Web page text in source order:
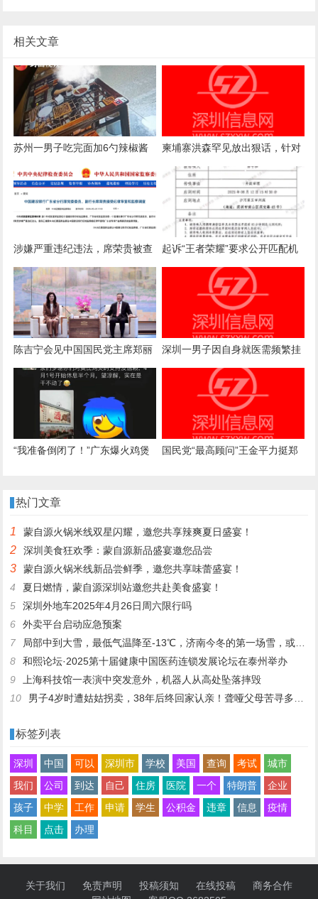
相关文章
苏州一男子吃完面加6勺辣椒酱
被店主曝光，店主回应：气愤，
曝光的本意是希望不要浪费
柬埔寨洪森罕见放出狠话，针对
国内电诈产业下达终极清剿指
令，要求彻查涉案官员
涉嫌严重违纪违法，席荣贵被查
起诉“王者荣耀”要求公开匹配机
制案一审诉求被驳回，法院：属
商业秘密，公开或导致被滥用
陈吉宁会见中国国民党主席郑丽
文
深圳一男子因自身就医需频繁挂
号，自学编写抢号脚本，发
现“商机”后与妻子分工合作，代
抢各大医院号源，涉案金额超57
万元，二人均获刑
“我准备倒闭了！”广东爆火鸡煲
我这是冰冻鸡，别来了；儿子：
国民党“最高顾问”王金平力挺郑
热门文章
1 蒙自源火锅米线双星闪耀，邀您共享辣爽夏日盛宴！
2 深圳美食狂欢季：蒙自源新品盛宴邀您品尝
3
蒙自源火锅米线新品尝鲜季，邀您共享味蕾盛宴！
4
夏日燃情，蒙自源深圳站邀您共赴美食盛宴！
5
深圳外地车2025年4月26日周六限行吗
6
外卖平台启动应急预案
7
局部中到大雪，最低气温降至-13℃，济南今冬的第一场雪，或跟去年同一时间！
8
和熙论坛·2025第十届健康中国医药连锁发展论坛在泰州举办
9
上海科技馆一表演中突发意外，机器人从高处坠落摔毁
10
男子4岁时遭姑姑拐卖，38年后终回家认亲！聋哑父母苦寻多年，母亲已抱憾离世丨红星寻人
标签列表
深圳 中国 可以 深圳市 学校 美国 查询 考试
城市
我们
公司 到达 自己 住房 医院 一个 特朗普
企业
孩子
中学 工作 申请 学生 公积金 违章 信息
疫情
科目
点击 办理
关于我们 免责声明 投稿须知 在线投稿
商务合作